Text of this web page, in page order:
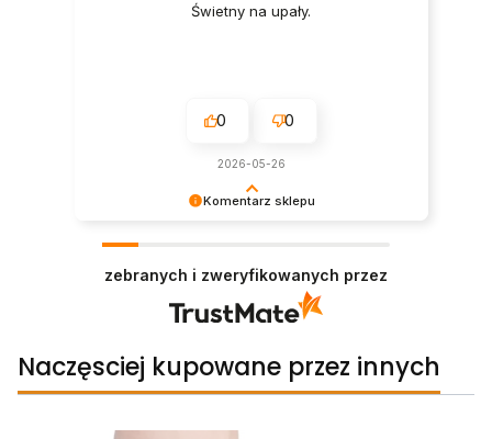
Komentarz sklepu
jesteśmy zadowoleni, że nam się udało. Mamy
nadzieję, że zobaczymy się ponownie :)
Świetny na upały.
0 0
2026-05-26
zebranych i zweryfikowanych przez
Naczęsciej kupowane przez innych